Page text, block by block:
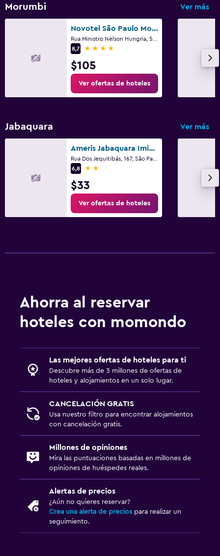
Morumbi Ver más
Novotel São Paulo Morumbi
8,7
4 estrellas
$105
Ver ofertas de hoteles
Jabaquara Ver más
Ameris Jabaquara Imigrantes
6,8
2 estrellas
$33
Ver ofertas de hoteles
Ahorra al reservar
hoteles con momondo
Las mejores ofertas de hoteles para ti
Descubre más de 3 millones de ofertas de
hoteles y alojamientos en un solo lugar.
CANCELACIÓN GRATIS
Usa nuestro filtro para encontrar alojamientos
con cancelación gratis.
Millones de opiniones
Mira las puntuaciones basadas en millones de
opiniones de huéspedes reales.
Alertas de precios
¿Aún no quieres reservar?
Crea una alerta de precios para realizar un
seguimiento.